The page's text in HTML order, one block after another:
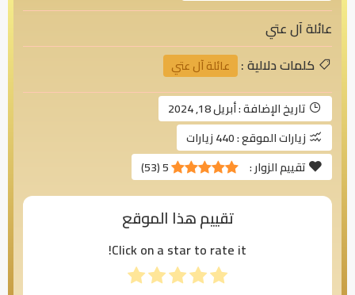
عائلة آل عتي
كلمات دلالية :
عائلة آل عتي
تاريخ الإضافة :أبريل 18, 2024
زيارات الموقع :440 زيارات
تقييم الزوار :
5
(
53
)
تقييم هذا الموقع
Click on a star to rate it!